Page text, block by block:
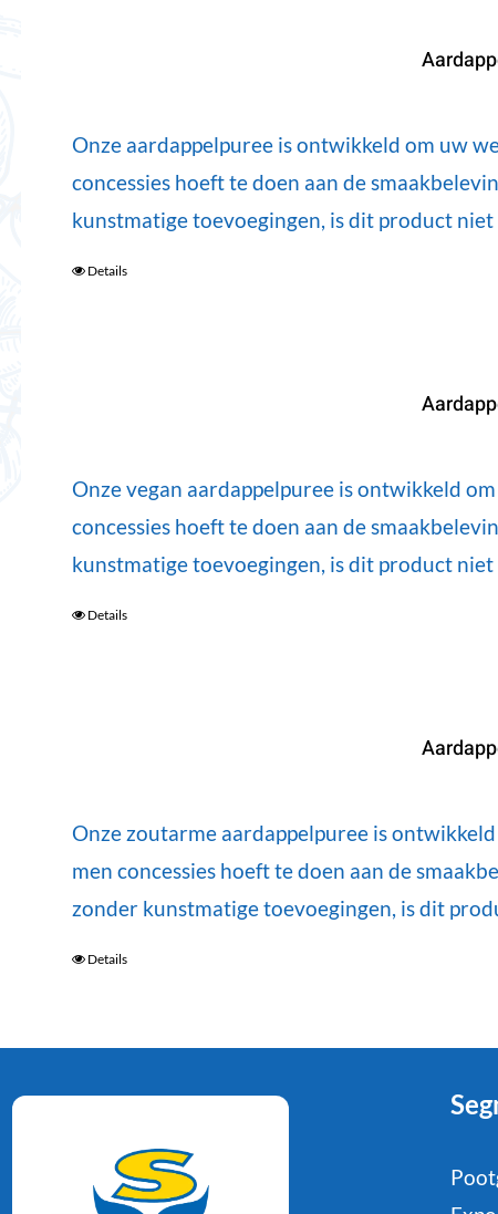
Onze aardappelpuree is ontwikkeld om uw
concessies hoeft te doen aan de
kunstmatige toevoegingen, is dit product
Details
Onze vegan aardappelpuree is ontwikkeld
concessies hoeft te doen aan de
kunstmatige toevoegingen, is dit product
Details
Onze zoutarme aardappelpuree is
men concessies hoeft te doen aan de
zonder kunstmatige toevoegingen, is dit
Details